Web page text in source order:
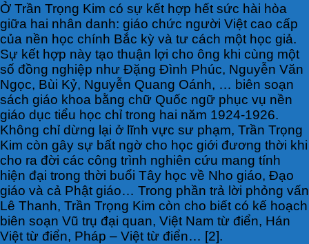
Ở Trần Trọng Kim có sự kết hợp hết sức hài hòa
giữa hai nhân danh: giáo chức người Việt cao cấp
của nền học chính Bắc kỳ và tư cách một học giả.
Sự kết hợp này tạo thuận lợi cho ông khi cùng một
số đồng nghiệp như Đặng Đình Phúc, Nguyễn Văn
Ngọc, Bùi Kỷ, Nguyễn Quang Oánh, … biên soạn
sách giáo khoa bằng chữ Quốc ngữ phục vụ nền
giáo dục tiểu học chỉ trong hai năm 1924-1926.
Không chỉ dừng lại ở lĩnh vực sư phạm, Trần Trọng
Kim còn gây sự bất ngờ cho học giới đương thời khi
cho ra đời các công trình nghiên cứu mang tính
hiện đại trong thời buổi Tây học về Nho giáo, Đạo
giáo và cả Phật giáo… Trong phần trả lời phỏng vấn
Lê Thanh, Trần Trọng Kim còn cho biết có kế hoạch
biên soạn Vũ trụ đại quan, Việt Nam từ điển, Hán
Việt từ điển, Pháp – Việt từ điển… [2].